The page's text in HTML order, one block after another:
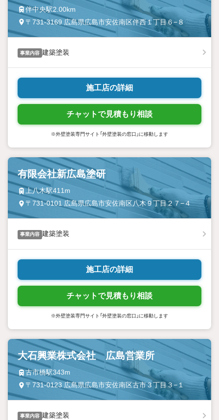
伴中央駅2.00km
〒731-3169 広島県広島市安佐南区伴西１丁目６−８
事業内容 建築塗装
施工店の詳細
チャットで見積もり相談
※外壁塗装専門サイト「外壁塗装の窓口」に移動します
有限会社新広島塗研
上八木駅411m
〒731-0101 広島県広島市安佐南区八木９丁目２７−４
事業内容 建築塗装
施工店の詳細
チャットで見積もり相談
※外壁塗装専門サイト「外壁塗装の窓口」に移動します
大石興業株式会社 広島営業所
古市橋駅343m
〒731-0123 広島県広島市安佐南区古市３丁目３−１
事業内容 建築塗装